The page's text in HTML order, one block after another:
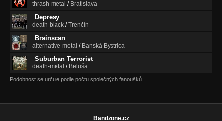
thrash-metal / Bratislava
Depresy
death-black /Trenčín
Brainscan
alternative-metal / Banská Bystrica
Suburban Terrorist
death-metal / Beluša
Podobnost se určuje podle počtu společných fanoušků.
Bandzone.cz